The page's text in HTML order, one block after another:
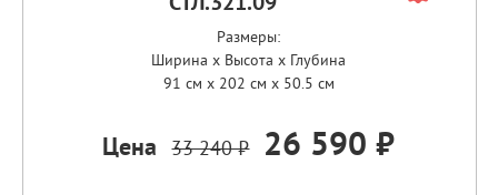
Размеры:
Ширина x Высота x Глубина
91 см x 202 см x 50.5 см
Цена 33 240 ₽ 26 590 ₽